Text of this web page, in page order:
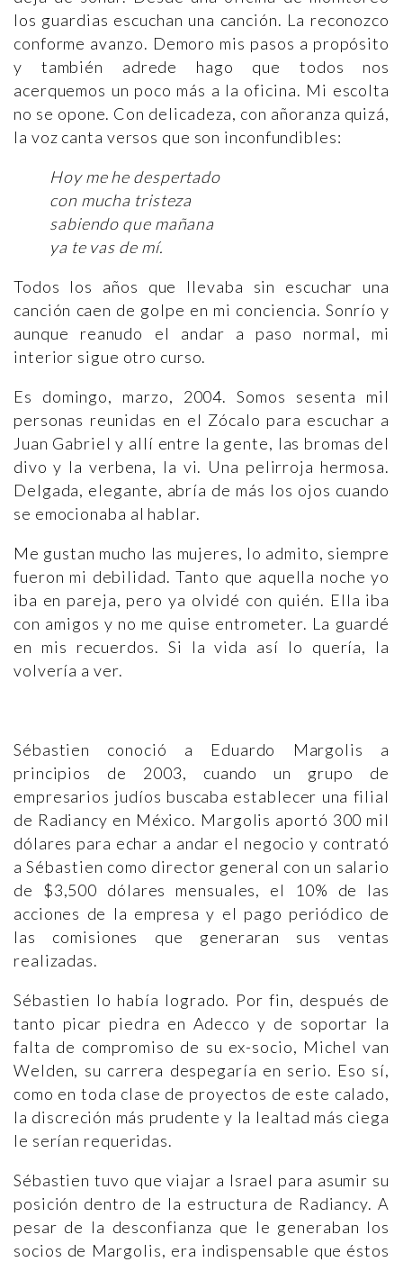
los guardias escuchan una canción. La reconozco
conforme avanzo. Demoro mis pasos a propósito
y también adrede hago que todos nos
acerquemos un poco más a la oficina. Mi escolta
no se opone. Con delicadeza, con añoranza quizá,
la voz canta versos que son inconfundibles:
Hoy me he despertado
con mucha tristeza
sabiendo que mañana
ya te vas de mí.
Todos los años que llevaba sin escuchar una
canción caen de golpe en mi conciencia. Sonrío y
aunque reanudo el andar a paso normal, mi
interior sigue otro curso.
Es domingo, marzo, 2004. Somos sesenta mil
personas reunidas en el Zócalo para escuchar a
Juan Gabriel y allí entre la gente, las bromas del
divo y la verbena, la vi. Una pelirroja hermosa.
Delgada, elegante, abría de más los ojos cuando
se emocionaba al hablar.
Me gustan mucho las mujeres, lo admito, siempre
fueron mi debilidad. Tanto que aquella noche yo
iba en pareja, pero ya olvidé con quién. Ella iba
con amigos y no me quise entrometer. La guardé
en mis recuerdos. Si la vida así lo quería, la
volvería a ver.
Sébastien conoció a Eduardo Margolis a
principios de 2003, cuando un grupo de
empresarios judíos buscaba establecer una filial
de Radiancy en México. Margolis aportó 300 mil
dólares para echar a andar el negocio y contrató
a Sébastien como director general con un salario
de $3,500 dólares mensuales, el 10% de las
acciones de la empresa y el pago periódico de
las comisiones que generaran sus ventas
realizadas.
Sébastien lo había logrado. Por fin, después de
tanto picar piedra en Adecco y de soportar la
falta de compromiso de su ex-socio, Michel van
Welden, su carrera despegaría en serio. Eso sí,
como en toda clase de proyectos de este calado,
la discreción más prudente y la lealtad más ciega
le serían requeridas.
Sébastien tuvo que viajar a Israel para asumir su
posición dentro de la estructura de Radiancy. A
pesar de la desconfianza que le generaban los
socios de Margolis, era indispensable que éstos